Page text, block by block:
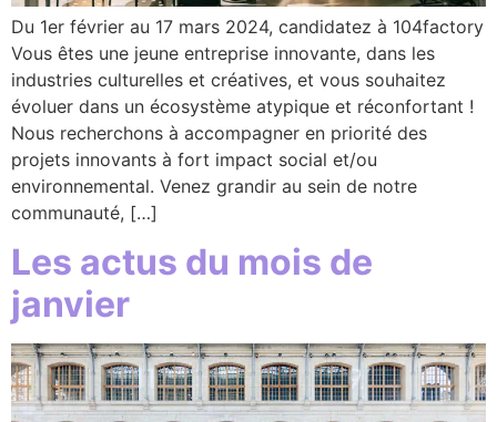
Du 1er février au 17 mars 2024, candidatez à 104factory
Vous êtes une jeune entreprise innovante, dans les
industries culturelles et créatives, et vous souhaitez
évoluer dans un écosystème atypique et réconfortant !
Nous recherchons à accompagner en priorité des
projets innovants à fort impact social et/ou
environnemental. Venez grandir au sein de notre
communauté, […]
Les actus du mois de
janvier